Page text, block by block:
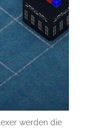
werden die